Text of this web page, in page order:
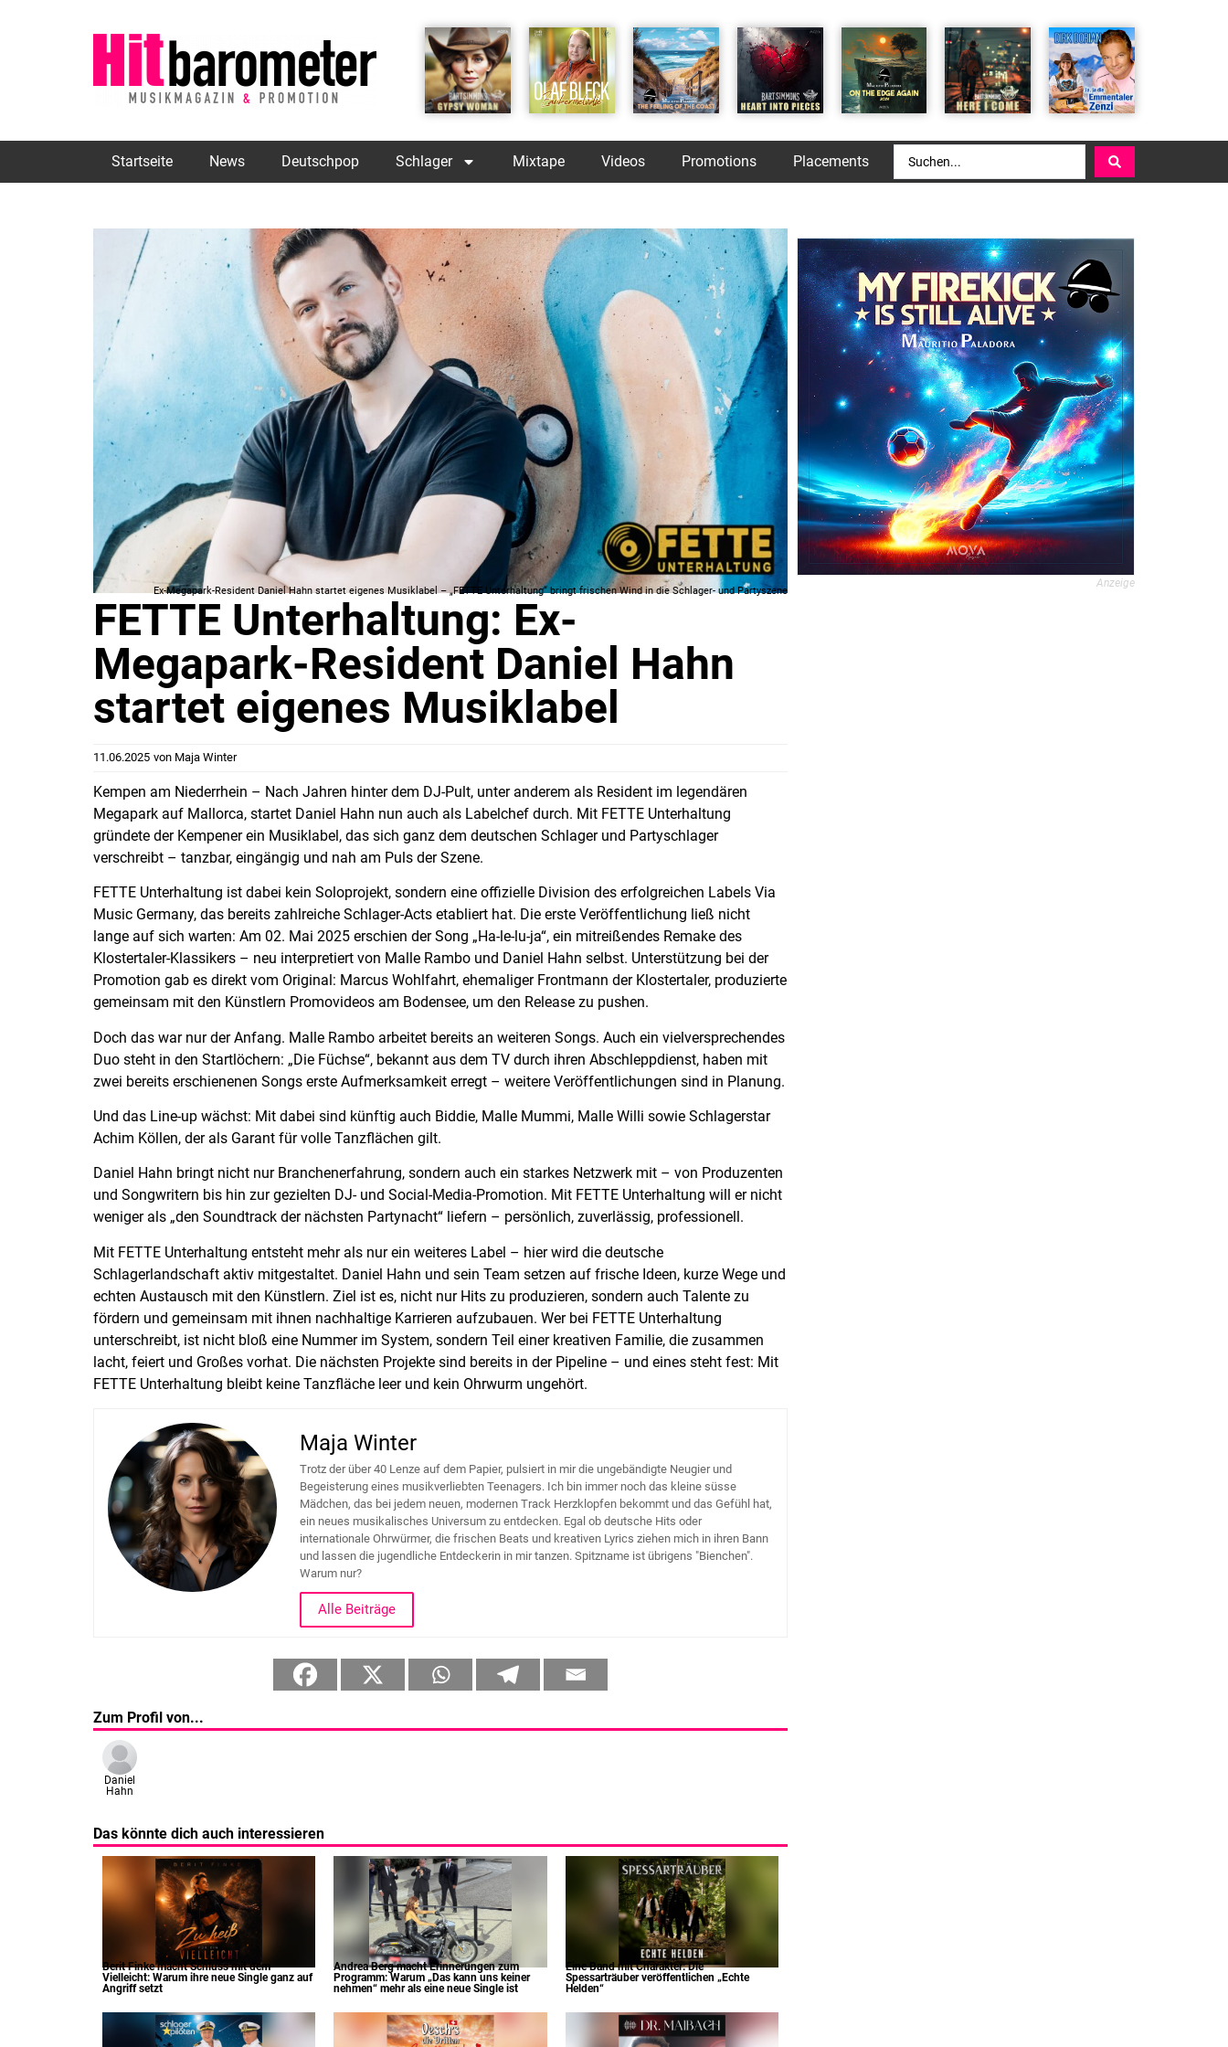
Startseite News Deutschpop Schlager Mixtape Videos Promotions Placements
Ex-Megapark-Resident Daniel Hahn startet eigenes Musiklabel – „FETTE Unterhaltung“ bringt frischen Wind in die Schlager- und Partyszene
FETTE Unterhaltung: Ex-
Megapark-Resident Daniel Hahn
startet eigenes Musiklabel
11.06.2025 von Maja Winter
Kempen am Niederrhein – Nach Jahren hinter dem DJ-Pult, unter anderem als Resident im legendären
Megapark auf Mallorca, startet Daniel Hahn nun auch als Labelchef durch. Mit FETTE Unterhaltung
gründete der Kempener ein Musiklabel, das sich ganz dem deutschen Schlager und Partyschlager
verschreibt – tanzbar, eingängig und nah am Puls der Szene.
FETTE Unterhaltung ist dabei kein Soloprojekt, sondern eine offizielle Division des erfolgreichen Labels Via
Music Germany, das bereits zahlreiche Schlager-Acts etabliert hat. Die erste Veröffentlichung ließ nicht
lange auf sich warten: Am 02. Mai 2025 erschien der Song „Ha-le-lu-ja“, ein mitreißendes Remake des
Klostertaler-Klassikers – neu interpretiert von Malle Rambo und Daniel Hahn selbst. Unterstützung bei der
Promotion gab es direkt vom Original: Marcus Wohlfahrt, ehemaliger Frontmann der Klostertaler, produzierte
gemeinsam mit den Künstlern Promovideos am Bodensee, um den Release zu pushen.
Doch das war nur der Anfang. Malle Rambo arbeitet bereits an weiteren Songs. Auch ein vielversprechendes
Duo steht in den Startlöchern: „Die Füchse“, bekannt aus dem TV durch ihren Abschleppdienst, haben mit
zwei bereits erschienenen Songs erste Aufmerksamkeit erregt – weitere Veröffentlichungen sind in Planung.
Und das Line-up wächst: Mit dabei sind künftig auch Biddie, Malle Mummi, Malle Willi sowie Schlagerstar
Achim Köllen, der als Garant für volle Tanzflächen gilt.
Daniel Hahn bringt nicht nur Branchenerfahrung, sondern auch ein starkes Netzwerk mit – von Produzenten
und Songwritern bis hin zur gezielten DJ- und Social-Media-Promotion. Mit FETTE Unterhaltung will er nicht
weniger als „den Soundtrack der nächsten Partynacht“ liefern – persönlich, zuverlässig, professionell.
Mit FETTE Unterhaltung entsteht mehr als nur ein weiteres Label – hier wird die deutsche
Schlagerlandschaft aktiv mitgestaltet. Daniel Hahn und sein Team setzen auf frische Ideen, kurze Wege und
echten Austausch mit den Künstlern. Ziel ist es, nicht nur Hits zu produzieren, sondern auch Talente zu
fördern und gemeinsam mit ihnen nachhaltige Karrieren aufzubauen. Wer bei FETTE Unterhaltung
unterschreibt, ist nicht bloß eine Nummer im System, sondern Teil einer kreativen Familie, die zusammen
lacht, feiert und Großes vorhat. Die nächsten Projekte sind bereits in der Pipeline – und eines steht fest: Mit
FETTE Unterhaltung bleibt keine Tanzfläche leer und kein Ohrwurm ungehört.
Maja Winter
Trotz der über 40 Lenze auf dem Papier, pulsiert in mir die ungebändigte Neugier und
Begeisterung eines musikverliebten Teenagers. Ich bin immer noch das kleine süsse
Mädchen, das bei jedem neuen, modernen Track Herzklopfen bekommt und das Gefühl hat,
ein neues musikalisches Universum zu entdecken. Egal ob deutsche Hits oder
internationale Ohrwürmer, die frischen Beats und kreativen Lyrics ziehen mich in ihren Bann
und lassen die jugendliche Entdeckerin in mir tanzen. Spitzname ist übrigens "Bienchen".
Warum nur?
Alle Beiträge
Zum Profil von...
Daniel
Hahn
Das könnte dich auch interessieren
Berit Finke macht Schluss mit dem
Vielleicht: Warum ihre neue Single ganz auf
Angriff setzt
Andrea Berg macht Erinnerungen zum
Programm: Warum „Das kann uns keiner
nehmen“ mehr als eine neue Single ist
Eine Band mit Charakter: Die
Spessarträuber veröffentlichen „Echte
Helden“
Anzeige